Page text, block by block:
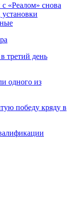
«Реалом» снова
третий день
одного из
победу кряду в